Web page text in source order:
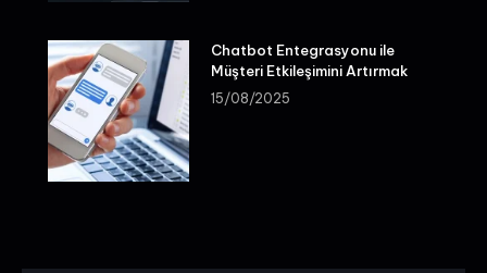
Chatbot Entegrasyonu ile
Müşteri Etkileşimini Artırmak
15/08/2025